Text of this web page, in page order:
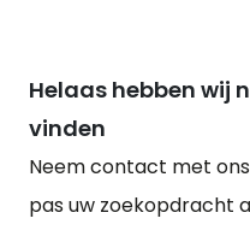
Helaas hebben wij
vinden
Neem contact met
pas uw zoekopdracht